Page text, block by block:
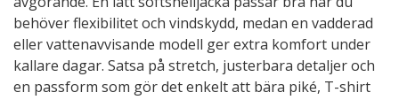
behöver flexibilitet och vindskydd, medan en vadderad
eller vattenavvisande modell ger extra komfort under
kallare dagar. Satsa på stretch, justerbara detaljer och
en passform som gör det enkelt att bära piké, T-shirt